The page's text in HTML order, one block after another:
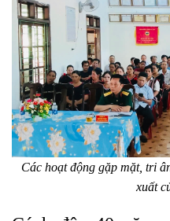
Các hoạt động gặp mặt, tri
xuất